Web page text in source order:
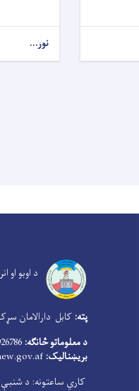
نور...
د اوبو او
پته: کابل دارالامان
د معلوماتو څانګه: 0093+
بریښنالیک: